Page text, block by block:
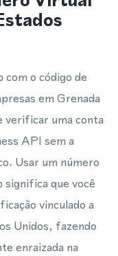
o código de
em Grenada
verificar uma conta
API sem a
Usar um número
que você
vinculado a
Unidos, fazendo
enraizada na